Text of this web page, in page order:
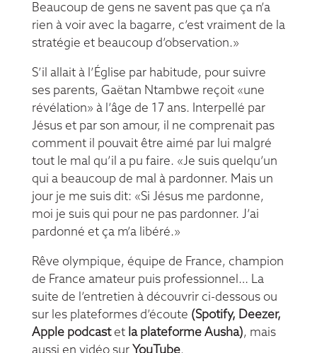
Beaucoup de gens ne savent pas que ça n’a
rien à voir avec la bagarre, c’est vraiment de la
stratégie et beaucoup d’observation.»
S’il allait à l’Église par habitude, pour suivre
ses parents, Gaëtan Ntambwe reçoit «une
révélation» à l’âge de 17 ans. Interpellé par
Jésus et par son amour, il ne comprenait pas
comment il pouvait être aimé par lui malgré
tout le mal qu’il a pu faire. «Je suis quelqu’un
qui a beaucoup de mal à pardonner. Mais un
jour je me suis dit: «Si Jésus me pardonne,
moi je suis qui pour ne pas pardonner. J’ai
pardonné et ça m’a libéré.»
Rêve olympique, équipe de France, champion
de France amateur puis professionnel… La
suite de l’entretien à découvrir ci-dessous ou
sur les plateformes d’écoute (Spotify, Deezer,
Apple podcastet la plateforme Ausha), mais